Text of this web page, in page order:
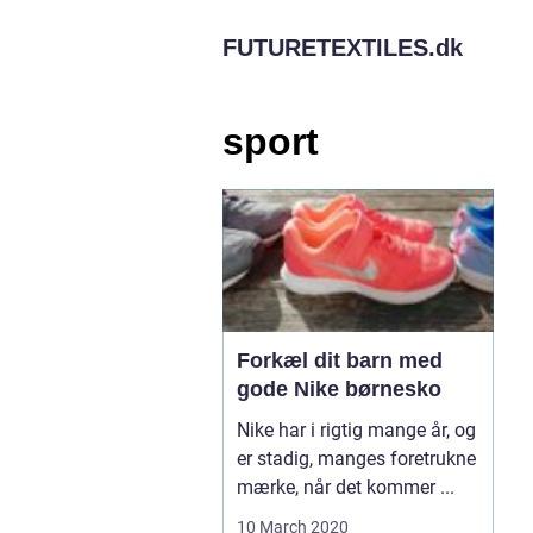
FUTURETEXTILES.dk
sport
Forkæl dit barn med
gode Nike børnesko
Nike har i rigtig mange år, og
er stadig, manges foretrukne
mærke, når det kommer ...
10 March 2020